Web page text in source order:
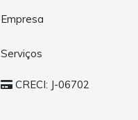
Empresa
Serviços
CRECI: J-06702